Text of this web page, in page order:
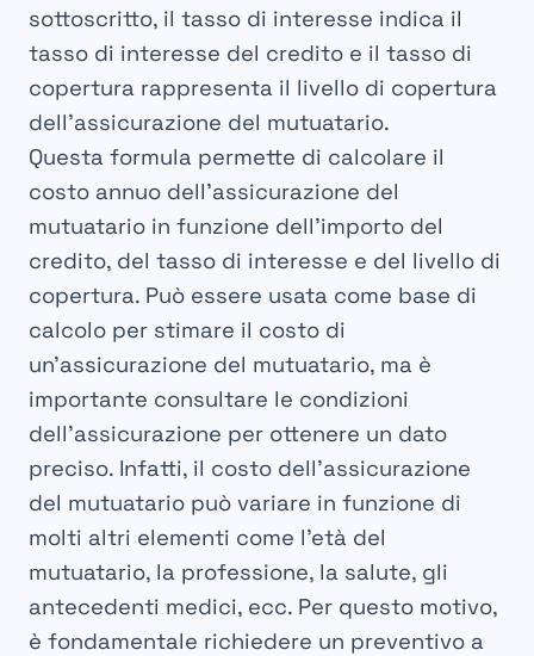
sottoscritto, il tasso di interesse indica il
tasso di interesse del credito e il tasso di
copertura rappresenta il livello di copertura
dell’assicurazione del mutuatario.
Questa formula permette di calcolare il
costo annuo dell’assicurazione del
mutuatario in funzione dell’importo del
credito, del tasso di interesse e del livello di
copertura. Può essere usata come base di
calcolo per stimare il costo di
un’assicurazione del mutuatario, ma è
importante consultare le condizioni
dell’assicurazione per ottenere un dato
preciso. Infatti, il costo dell’assicurazione
del mutuatario può variare in funzione di
molti altri elementi come l’età del
mutuatario, la professione, la salute, gli
antecedenti medici, ecc. Per questo motivo,
è fondamentale richiedere un preventivo a